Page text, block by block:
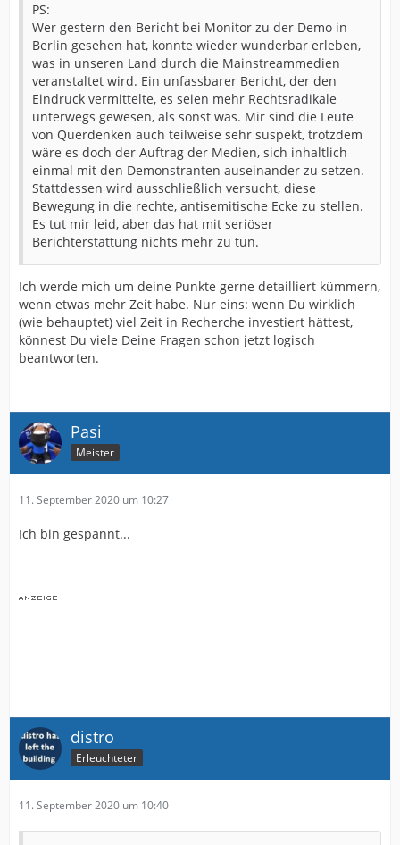
PS:
Wer gestern den Bericht bei Monitor zu der Demo in
Berlin gesehen hat, konnte wieder wunderbar erleben,
was in unseren Land durch die Mainstreammedien
veranstaltet wird. Ein unfassbarer Bericht, der den
Eindruck vermittelte, es seien mehr Rechtsradikale
unterwegs gewesen, als sonst was. Mir sind die Leute
von Querdenken auch teilweise sehr suspekt, trotzdem
wäre es doch der Auftrag der Medien, sich inhaltlich
einmal mit den Demonstranten auseinander zu setzen.
Stattdessen wird ausschließlich versucht, diese
Bewegung in die rechte, antisemitische Ecke zu stellen.
Es tut mir leid, aber das hat mit seriöser
Berichterstattung nichts mehr zu tun.
Ich werde mich um deine Punkte gerne detailliert kümmern,
wenn etwas mehr Zeit habe. Nur eins: wenn Du wirklich
(wie behauptet) viel Zeit in Recherche investiert hättest,
könnest Du viele Deine Fragen schon jetzt logisch
beantworten.
Pasi
Meister
11. September 2020 um 10:27
Ich bin gespannt...
distro
Erleuchteter
11. September 2020 um 10:40